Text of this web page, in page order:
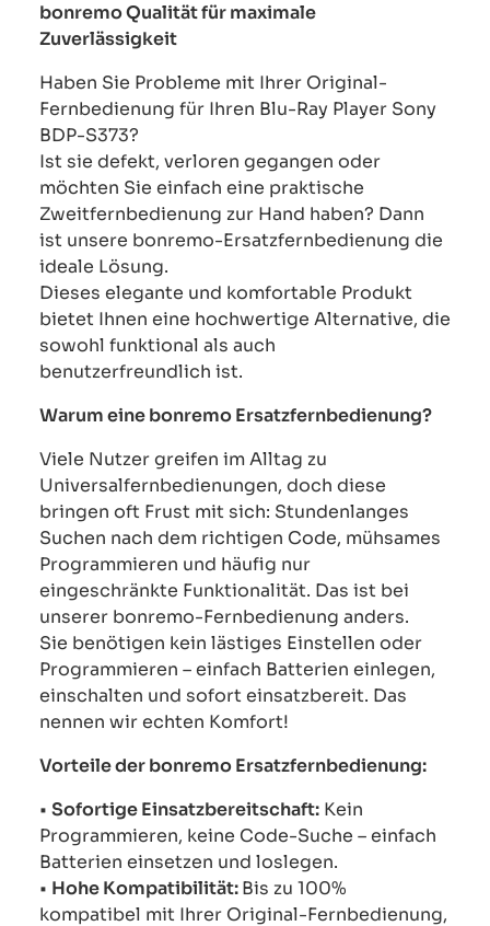
bonremo Qualität für maximale
Zuverlässigkeit
Haben Sie Probleme mit Ihrer Original-
Fernbedienung für Ihren Blu-Ray Player Sony
BDP-S373?
Ist sie defekt, verloren gegangen oder
möchten Sie einfach eine praktische
Zweitfernbedienung zur Hand haben? Dann
ist unsere bonremo-Ersatzfernbedienung die
ideale Lösung.
Dieses elegante und komfortable Produkt
bietet Ihnen eine hochwertige Alternative, die
sowohl funktional als auch
benutzerfreundlich ist.
Warum eine bonremo Ersatzfernbedienung?
Viele Nutzer greifen im Alltag zu
Universalfernbedienungen, doch diese
bringen oft Frust mit sich: Stundenlanges
Suchen nach dem richtigen Code, mühsames
Programmieren und häufig nur
eingeschränkte Funktionalität. Das ist bei
unserer bonremo-Fernbedienung anders.
Sie benötigen kein lästiges Einstellen oder
Programmieren – einfach Batterien einlegen,
einschalten und sofort einsatzbereit. Das
nennen wir echten Komfort!
Vorteile der bonremo Ersatzfernbedienung:
• Sofortige Einsatzbereitschaft: Kein
Programmieren, keine Code-Suche – einfach
Batterien einsetzen und loslegen.
• Hohe Kompatibilität:Bis zu 100%
kompatibel mit Ihrer Original-Fernbedienung,